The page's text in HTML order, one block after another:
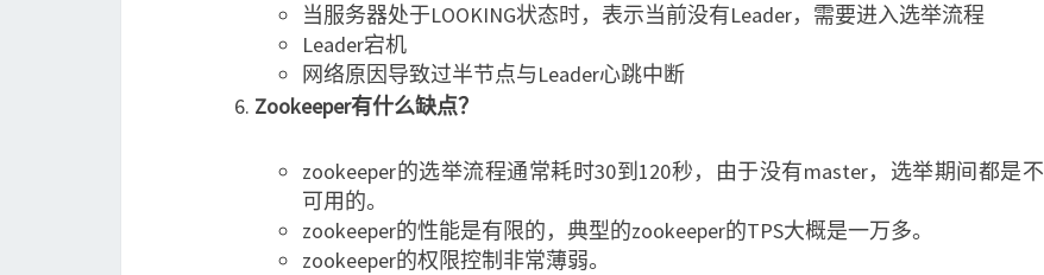
当服务器处于LOOKING状态时，表示当前没有Leader，需要进入选举流程
Leader宕机
网络原因导致过半节点与Leader心跳中断
Zookeeper有什么缺点？
zookeeper的选举流程通常耗时30到120秒，由于没有master，选举期间都是不
可用的。
zookeeper的性能是有限的，典型的zookeeper的TPS大概是一万多。
zookeeper的权限控制非常薄弱。